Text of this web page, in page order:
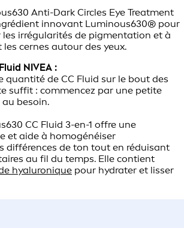
Anti-Dark Circles Eye Treatment
innovant Luminous630® pour
les irrégularités de pigmentation et à
cernes autour des yeux.
NIVEA :
quantité de CC Fluid sur le bout des
suffit : commencez par une petite
besoin.
CC Fluid 3-en-1 offre une
et aide à homogénéiser
différences de ton tout en réduisant
au fil du temps. Elle contient
hyaluronique pour hydrater et lisser